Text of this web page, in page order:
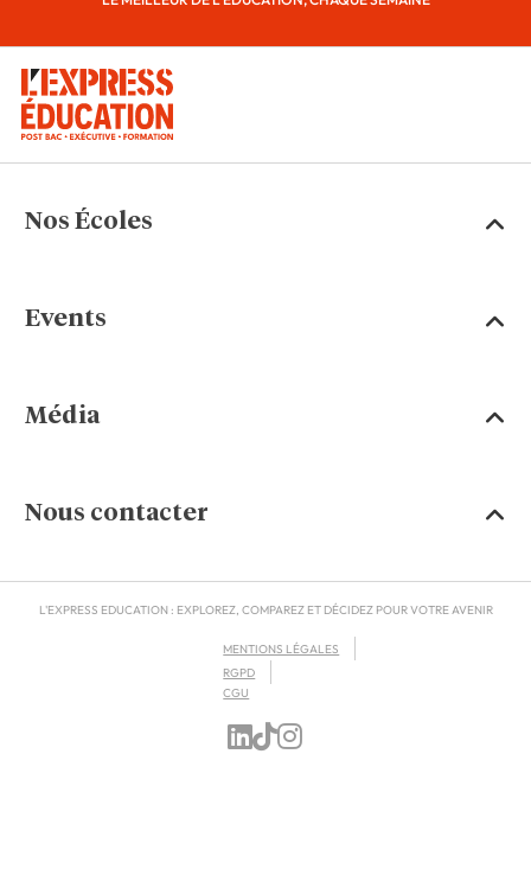
Nos Écoles
Events
Média
Nous contacter
L'EXPRESS EDUCATION : EXPLOREZ, COMPAREZ ET DÉCIDEZ POUR VOTRE AVENIR
MENTIONS LÉGALES
RGPD
CGU